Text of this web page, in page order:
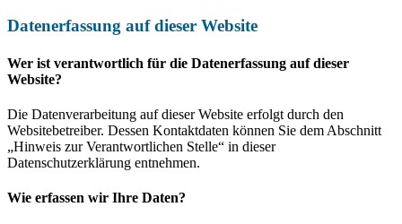
Datenerfassung auf dieser Website
Wer ist verantwortlich für die Datenerfassung auf dieser
Website?
Die Datenverarbeitung auf dieser Website erfolgt durch den
Websitebetreiber. Dessen Kontaktdaten können Sie dem Abschnitt
„Hinweis zur Verantwortlichen Stelle“ in dieser
Datenschutzerklärung entnehmen.
Wie erfassen wir Ihre Daten?